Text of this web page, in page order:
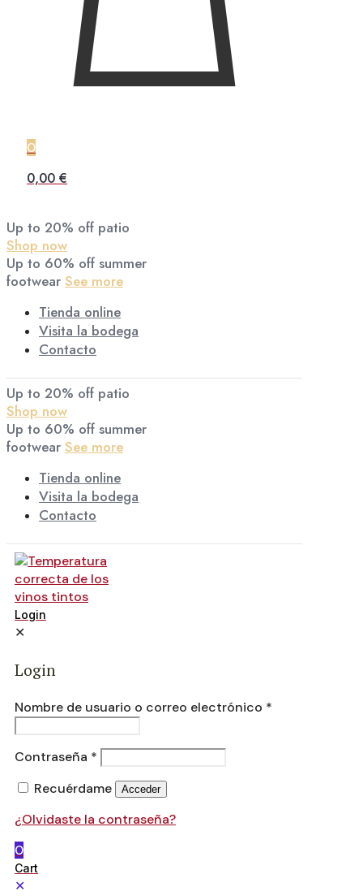
0
0,00 €
Up to 20% off patio
Shop now
Up to 60% off summer
footwear See more
Tienda online
Visita la bodega
Contacto
Up to 20% off patio
Shop now
Up to 60% off summer
footwear See more
Tienda online
Visita la bodega
Contacto
Login
✕
Login
Nombre de usuario o correo electrónico *
Contraseña *
Recuérdame
Acceder
¿Olvidaste la contraseña?
0
Cart
✕